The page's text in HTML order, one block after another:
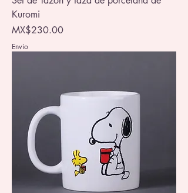
Kuromi
Price
MX$230.00
Envio